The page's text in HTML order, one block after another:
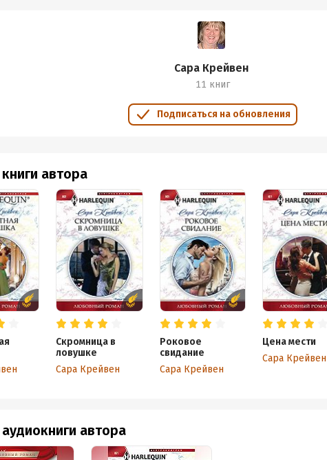
Сара Крейвен
11 книг
Подписаться на обновления
автора
Скромница в
ловушке
Сара Крейвен
Роковое
свидание
Сара Крейвен
Цена мести
Сара Крейвен
автора